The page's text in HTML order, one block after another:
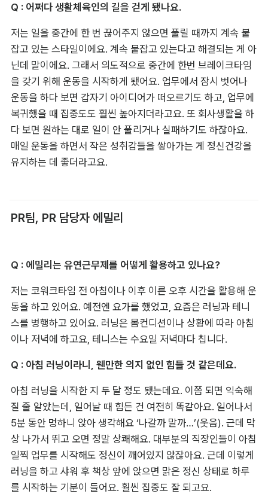
Q : 어쩌다 생활체육인의 길을 걷게 됐나요.
저는 일을 중간에 한 번 끊어주지 않으면 풀릴 때까지 계속 붙
잡고 있는 스타일이에요. 계속 붙잡고 있는다고 해결되는 게 아
닌데 말이에요. 그래서 의도적으로 중간에 한번 브레이크타임
을 갖기 위해 운동을 시작하게 됐어요. 업무에서 잠시 벗어나
운동을 하다 보면 갑자기 아이디어가 떠오르기도 하고, 업무에
복귀했을 때 집중도도 훨씬 높아지더라고요. 또 회사생활을 하
다 보면 원하는 대로 일이 안 풀리거나 실패하기도 하잖아요.
매일 운동을 하면서 작은 성취감들을 쌓아가는 게 정신건강을
유지하는 데 좋더라고요.
PR팀, PR 담당자 에밀리
Q : 에밀리는 유연근무제를 어떻게 활용하고 있나요?
저는 코워크타임 전 아침이나 이후 이른 오후 시간을 활용해 운
동을 하고 있어요. 예전엔 요가를 했었고, 요즘은 러닝과 테니
스를 병행하고 있어요. 러닝은 몸컨디션이나 상황에 따라 아침
이나 저녁에 하고요, 테니스는 수요일 저녁마다 칩니다.
Q : 아침 러닝이라니, 웬만한 의지 없인 힘들 것 같은데요.
아침 러닝을 시작한 지 두 달 정도 됐는데요. 이쯤 되면 익숙해
질 줄 알았는데, 일어날 때 힘든 건 여전히 똑같아요. 일어나서
5분 동안 멍하니 앉아 생각해요 ‘나갈까 말까…’(웃음). 근데 막
상 나가서 뛰고 오면 정말 상쾌해요. 대부분의 직장인들이 아침
일찍 업무를 시작해도 정신이 깨어있지 않잖아요. 근데 이렇게
러닝을 하고 샤워 후 책상 앞에 앉으면 맑은 정신 상태로 하루
를 시작하는 기분이 들어요. 훨씬 집중도 잘 되고요.